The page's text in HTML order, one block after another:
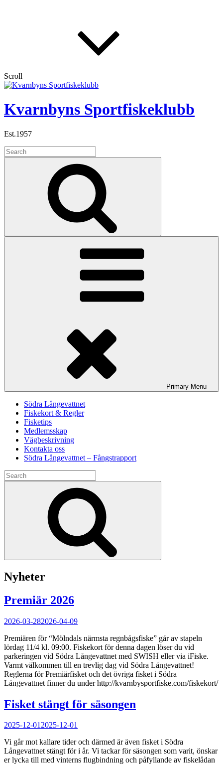
Scroll
Kvarnbyns Sportfiskeklubb
Est.1957
Search
for:
Primary Menu
Södra Långevattnet
Fiskekort & Regler
Fisketips
Medlemsskap
Vägbeskrivning
Kontakta oss
Södra Långevattnet – Fångstrapport
Search
for:
Nyheter
Premiär 2026
Posted
2026-03-282026-04-09
Premiären för “Mölndals närmsta regnbågsfiske” går av stapeln
lördag 11/4 kl. 09:00. Fiskekort för denna dagen löser du vid
parkeringen vid Södra Långevattnet med SWISH eller via iFiske.
Varmt välkommen till en trevlig dag vid Södra Långevattnet!
Reglerna för Premiärfisket och det övriga fisket i Södra
Långevattnet finner du under http://kvarnbysportfiske.com/fiskekort/
Fisket stängt för säsongen
Posted
2025-12-012025-12-01
Vi går mot kallare tider och därmed är även fisket i Södra
Långevattnet stängt för i år. Vi tackar för säsongen som varit, önskar
er lycka till med vinterns flugbindning och påfyllande av fiskelådan